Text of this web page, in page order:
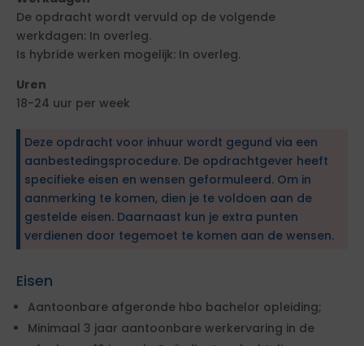
De opdracht wordt vervuld op de volgende
werkdagen: In overleg.
Is hybride werken mogelijk: In overleg.
Uren
18-24 uur per week
Deze opdracht voor inhuur wordt gegund via een
aanbestedingsprocedure. De opdrachtgever heeft
specifieke eisen en wensen geformuleerd. Om in
aanmerking te komen, dien je te voldoen aan de
gestelde eisen. Daarnaast kun je extra punten
verdienen door tegemoet te komen aan de wensen.
Eisen
Aantoonbare afgeronde hbo bachelor opleiding;
Minimaal 3 jaar aantoonbare werkervaring in de